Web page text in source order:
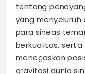
tentang
yang menyeluruh
para sineas
berkualitas, serta
menegaskan
gravitasi dunia